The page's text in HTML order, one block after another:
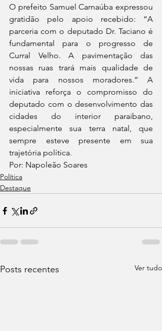
O prefeito Samuel Carnaúba expressou
gratidão pelo apoio recebido: “A
parceria com o deputado Dr. Taciano é
fundamental para o progresso de
Curral Velho. A pavimentação das
nossas ruas trará mais qualidade de
vida para nossos moradores.” A
iniciativa reforça o compromisso do
deputado com o desenvolvimento das
cidades do interior paraibano,
especialmente sua terra natal, que
sempre esteve presente em sua
trajetória política.
Por: Napoleão Soares
Política
Destaque
Posts recentes Ver tudo